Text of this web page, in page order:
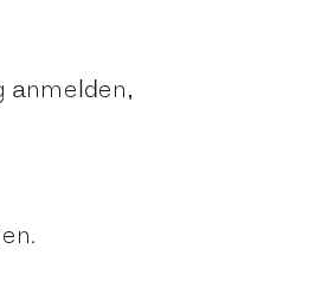
anmelden,